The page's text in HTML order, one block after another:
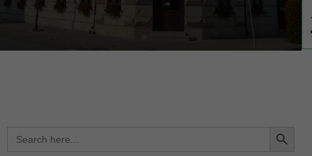
for: